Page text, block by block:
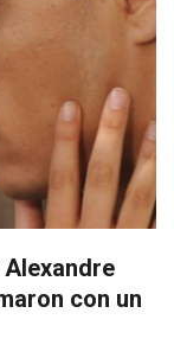
Alexandre
con un